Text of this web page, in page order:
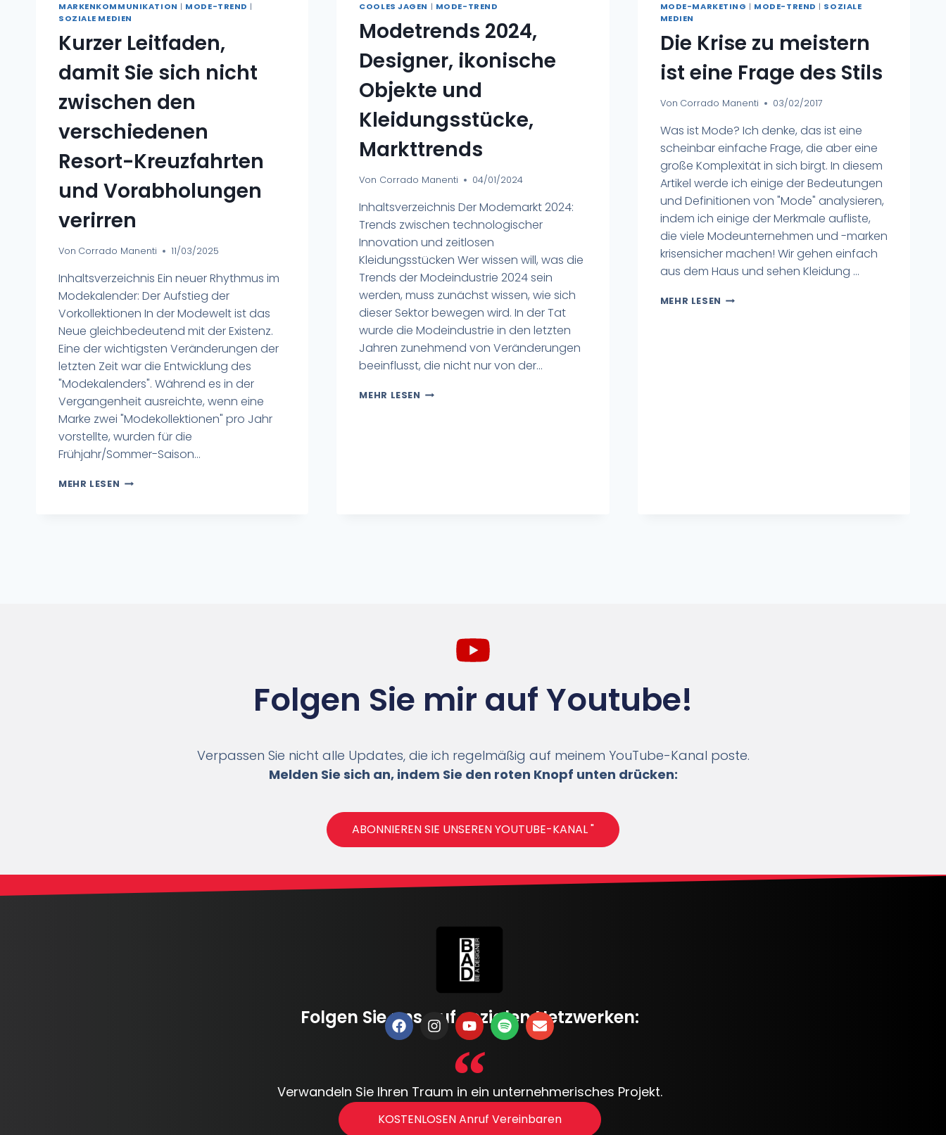
MARKENKOMMUNIKATION | MODE-TREND |
SOZIALE MEDIEN
Kurzer Leitfaden,
damit Sie sich nicht
zwischen den
verschiedenen
Resort-Kreuzfahrten
und Vorabholungen
verirren
Von Corrado Manenti 11/03/2025
Inhaltsverzeichnis Ein neuer Rhythmus im
Modekalender: Der Aufstieg der
Vorkollektionen In der Modewelt ist das
Neue gleichbedeutend mit der Existenz.
Eine der wichtigsten Veränderungen der
letzten Zeit war die Entwicklung des
"Modekalenders". Während es in der
Vergangenheit ausreichte, wenn eine
Marke zwei "Modekollektionen" pro Jahr
vorstellte, wurden für die
Frühjahr/Sommer-Saison...
MEHR LESEN
COOLES JAGEN | MODE-TREND
Modetrends 2024,
Designer, ikonische
Objekte und
Kleidungsstücke,
Markttrends
Von Corrado Manenti 04/01/2024
Inhaltsverzeichnis Der Modemarkt 2024:
Trends zwischen technologischer
Innovation und zeitlosen
Kleidungsstücken Wer wissen will, was die
Trends der Modeindustrie 2024 sein
werden, muss zunächst wissen, wie sich
dieser Sektor bewegen wird. In der Tat
wurde die Modeindustrie in den letzten
Jahren zunehmend von Veränderungen
beeinflusst, die nicht nur von der...
MEHR LESEN
MODE-MARKETING | MODE-TREND | SOZIALE
MEDIEN
Die Krise zu meistern
ist eine Frage des Stils
Von Corrado Manenti 03/02/2017
Was ist Mode? Ich denke, das ist eine
scheinbar einfache Frage, die aber eine
große Komplexität in sich birgt. In diesem
Artikel werde ich einige der Bedeutungen
und Definitionen von "Mode" analysieren,
indem ich einige der Merkmale aufliste,
die viele Modeunternehmen und -marken
krisensicher machen! Wir gehen einfach
aus dem Haus und sehen Kleidung ...
MEHR LESEN
Folgen Sie mir auf Youtube!
Verpassen Sie nicht alle Updates, die ich regelmäßig auf meinem YouTube-Kanal poste.
Melden Sie sich an, indem Sie den roten Knopf unten drücken:
ABONNIEREN SIE UNSEREN YOUTUBE-KANAL "
Folgen Sie uns auf sozialen Netzwerken:
Verwandeln Sie Ihren Traum in ein unternehmerisches Projekt.
KOSTENLOSEN Anruf Vereinbaren